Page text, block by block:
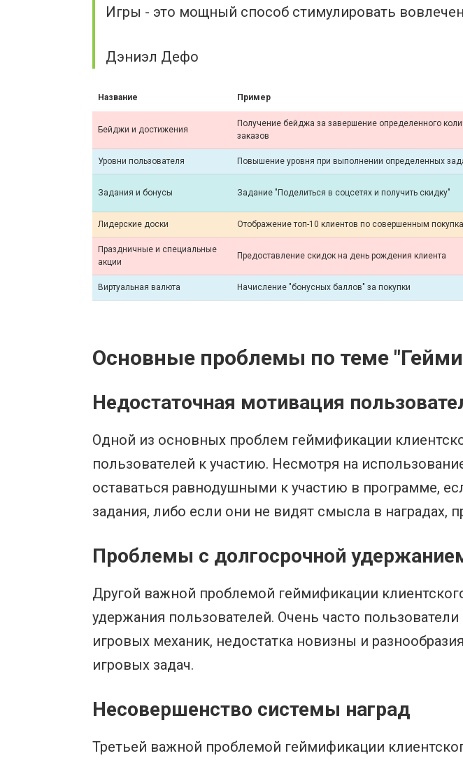
Игры - это мощный способ стимулировать
Дэниэл Дефо
Название Пример
Бейджи и достижения
Получение бейджа за завершение определенного
заказов
Уровни пользователя Повышение уровня при выполнении определенных
Задания и бонусы Задание "Поделиться в соцсетях и получить скидку"
Лидерские доски Отображение топ-10 клиентов по совершенным
Праздничные и специальные
акции
Предоставление скидок на день рождения клиента
Виртуальная валюта Начисление "бонусных баллов" за покупки
Основные проблемы по теме
Недостаточная мотивация
Одной из основных проблем геймификации
пользователей к участию. Несмотря на
оставаться равнодушными к участию в программе,
задания, либо если они не видят смысла в наградах,
Проблемы с долгосрочной
Другой важной проблемой геймификации
удержания пользователей. Очень часто
игровых механик, недостатка новизны и
игровых задач.
Несовершенство системы наград
Третьей важной проблемой геймификации